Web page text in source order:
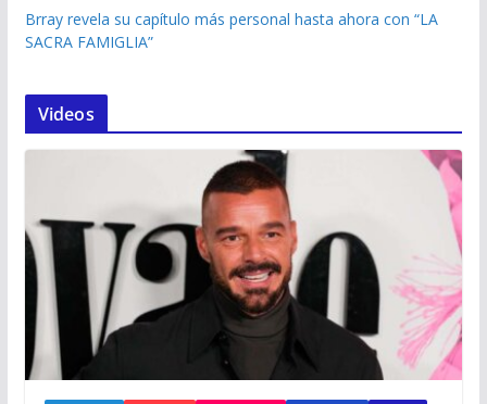
Brray revela su capítulo más personal hasta ahora con “LA
SACRA FAMIGLIA”
Videos